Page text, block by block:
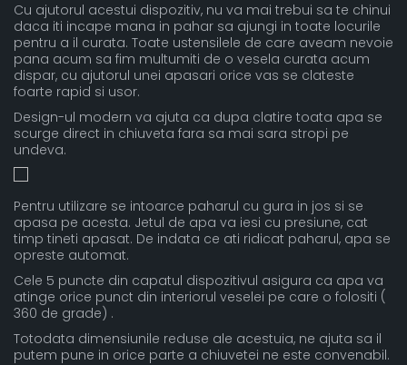
Cu ajutorul acestui dispozitiv, nu va mai trebui sa te chinui
daca iti incape mana in pahar sa ajungi in toate locurile
pentru a il curata. Toate ustensilele de care aveam nevoie
pana acum sa fim multumiti de o vesela curata acum
dispar, cu ajutorul unei apasari orice vas se clateste
foarte rapid si usor.
Design-ul modern va ajuta ca dupa clatire toata apa se
scurge direct in chiuveta fara sa mai sara stropi pe
undeva.
Pentru utilizare se intoarce paharul cu gura in jos si se
apasa pe acesta. Jetul de apa va iesi cu presiune, cat
timp tineti apasat. De indata ce ati ridicat paharul, apa se
opreste automat.
Cele 5 puncte din capatul dispozitivul asigura ca apa va
atinge orice punct din interiorul veselei pe care o folositi (
360 de grade) .
Totodata dimensiunile reduse ale acestuia, ne ajuta sa il
putem pune in orice parte a chiuvetei ne este convenabil.